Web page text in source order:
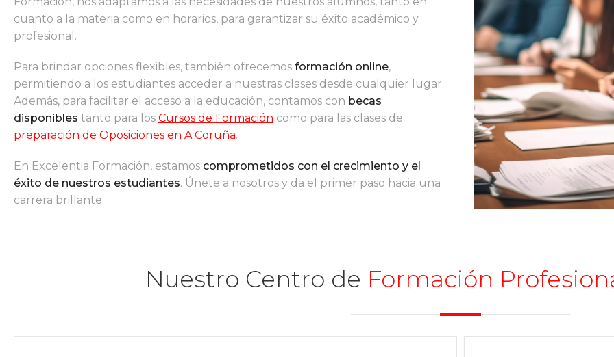
cuanto a la materia como en horarios, para garantizar su éxito académico y
profesional.
Para brindar opciones flexibles, también ofrecemos formación online,
permitiendo a los estudiantes acceder a nuestras clases desde cualquier lugar.
Además, para facilitar el acceso a la educación, contamos con becas
disponibles tanto para los Cursos de Formación como para las clases de
preparación de Oposiciones en A Coruña.
En Excelentia Formación, estamos comprometidos con el crecimiento y el
éxito de nuestros estudiantes. Únete a nosotros y da el primer paso hacia una
carrera brillante.
Nuestro Centro de Formación